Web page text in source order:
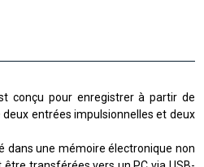
conçu pour enregistrer à partir de
entrées impulsionnelles et deux
dans une mémoire électronique non